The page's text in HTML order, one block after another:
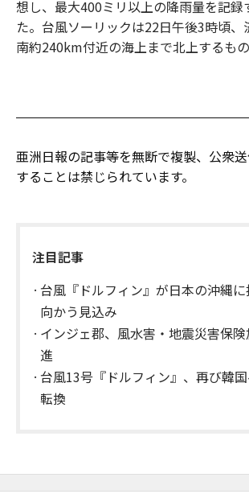
想し、最大400ミリ以上の降雨量を記録
た。台風ソーリックは22日午後3時頃、
南約240km付近の海上まで北上するもの
亜洲日報の記事等を無断で複製、公衆
することは禁じられています。
注目記事
台風『ドルフィン』が日本の沖縄
向かう見込み
インジェ郡、風水害・地震災害保
進
台風13号『ドルフィン』、再び韓
転換